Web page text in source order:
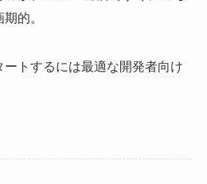
的。
トするには最適な開発者向け